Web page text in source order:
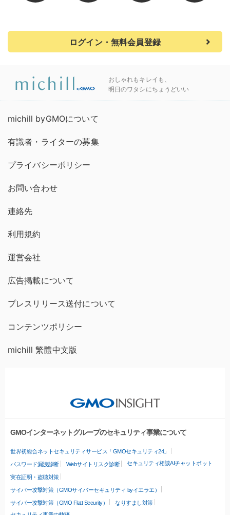
ログイン・無料会員登録
おしゃれもキレイも、
明日のワタシにちょうどいい
michill byGMOについて
有識者・ライターの募集
プライバシーポリシー
お問い合わせ
連絡先
利用規約
運営会社
広告掲載について
プレスリリース送付について
コンテンツポリシー
michill 繁體中文版
GMOインターネットグループのセキュリティ事業について
世界初総合ネットセキュリティサービス「GMOセキュリティ24」
パスワード漏洩診断 Webサイトリスク診断 セキュリティ相談AIチャットボット
実在証明・盗聴対策
サイバー攻撃対策（GMOサイバーセキュリティ byイエラエ）
サイバー攻撃対策（GMO Flatt Security）
なりすまし対策